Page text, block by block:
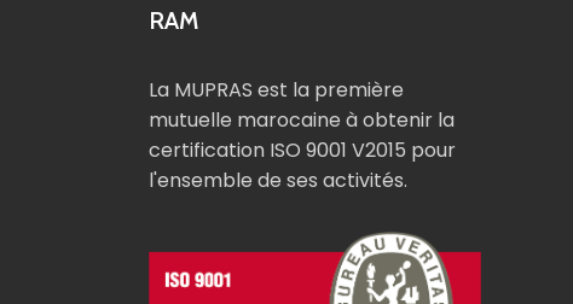
RAM
La MUPRAS est la première
mutuelle marocaine à obtenir la
certification ISO 9001 V2015 pour
l'ensemble de ses activités.